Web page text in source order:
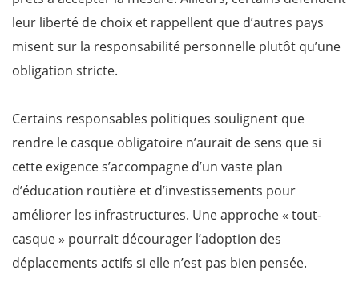
leur liberté de choix et rappellent que d’autres pays
misent sur la responsabilité personnelle plutôt qu’une
obligation stricte.
Certains responsables politiques soulignent que
rendre le casque obligatoire n’aurait de sens que si
cette exigence s’accompagne d’un vaste plan
d’éducation routière et d’investissements pour
améliorer les infrastructures. Une approche « tout-
casque » pourrait décourager l’adoption des
déplacements actifs si elle n’est pas bien pensée.